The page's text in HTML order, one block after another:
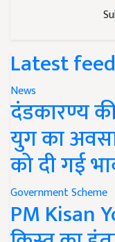
Latest
News
दंडकारण्य
युग का
को दी गई
Government Scheme
PM Kisan